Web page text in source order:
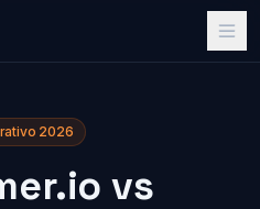
2026
vs